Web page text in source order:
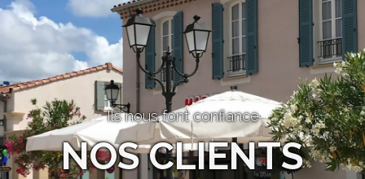
Ils nous font confiance
NOS CLIENTS